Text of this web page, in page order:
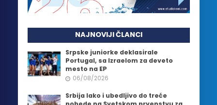
NAJNOVIJI ČLANCI
Srpske juniorke deklasirale
Portugal, sa Izraelom za deveto
mesto na EP
06/08/2026
Srbija lako i ubedljivo do treće